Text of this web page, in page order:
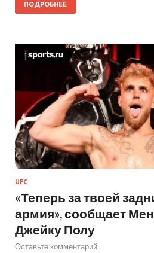
ПОДРОБНЕЕ
UFC
«Теперь за твоей
армия», сообщает
Джейку Полу
Оставьте комментарий